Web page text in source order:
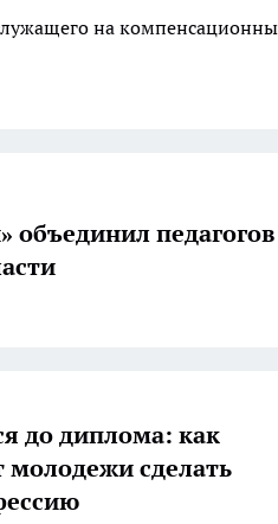
на
объединил педагогов
до диплома: как
молодежи сделать